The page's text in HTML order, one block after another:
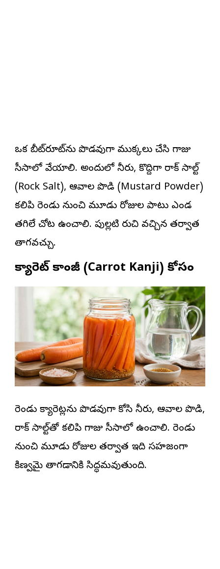
ఒక బీట్‌రూట్‌ను పొడవుగా ముక్కలు చేసి గాజు
సీసాలో వేయాలి. అందులో నీరు, కొద్దిగా రాక్ సాల్ట్
(Rock Salt), ఆవాల పొడి (Mustard Powder)
కలిపి రెండు నుంచి మూడు రోజుల పాటు ఎండ
తగిలే చోట ఉంచాలి. పుల్లటి రుచి వచ్చిన తర్వాత
తాగవచ్చు.
క్యారెట్ కాంజీ (Carrot Kanji) కోసం
రెండు క్యారెట్లను పొడవుగా కోసి నీరు, ఆవాల పొడి,
రాక్ సాల్ట్‌తో కలిపి గాజు సీసాలో ఉంచాలి. రెండు
నుంచి మూడు రోజుల తర్వాత ఇది సహజంగా
కిణ్వమై తాగడానికి సిద్ధమవుతుంది.